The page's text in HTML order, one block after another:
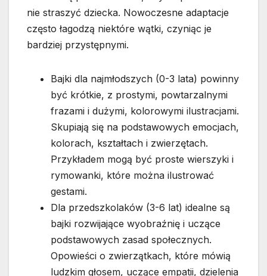
nie straszyć dziecka. Nowoczesne adaptacje
często łagodzą niektóre wątki, czyniąc je
bardziej przystępnymi.
Bajki dla najmłodszych (0-3 lata) powinny
być krótkie, z prostymi, powtarzalnymi
frazami i dużymi, kolorowymi ilustracjami.
Skupiają się na podstawowych emocjach,
kolorach, kształtach i zwierzętach.
Przykładem mogą być proste wierszyki i
rymowanki, które można ilustrować
gestami.
Dla przedszkolaków (3-6 lat) idealne są
bajki rozwijające wyobraźnię i uczące
podstawowych zasad społecznych.
Opowieści o zwierzątkach, które mówią
ludzkim głosem, uczące empatii, dzielenia